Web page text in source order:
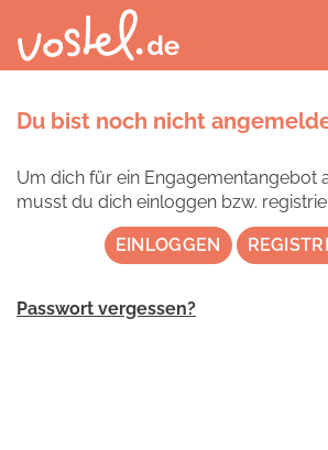
Du bist noch nicht
Um dich für ein Engagementangebot
musst du dich einloggen bzw.
EINLOGGEN
Passwort vergessen?